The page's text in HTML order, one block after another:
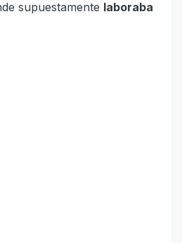
supuestamente laboraba